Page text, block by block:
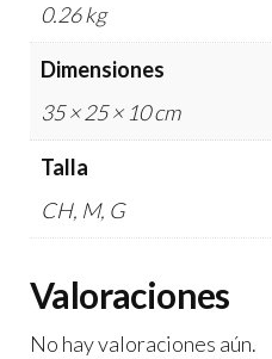
0.26 kg
Dimensiones
35 × 25 × 10 cm
Talla
CH, M, G
Valoraciones
No hay valoraciones aún.